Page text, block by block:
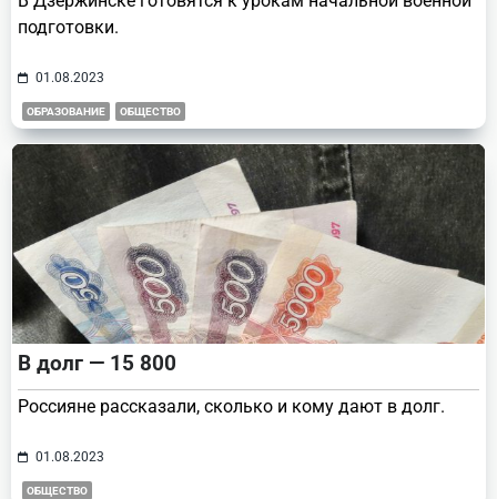
подготовки.
01.08.2023
ОБРАЗОВАНИЕ ОБЩЕСТВО
В долг — 15 800
Россияне рассказали, сколько и кому дают в долг.
01.08.2023
ОБЩЕСТВО